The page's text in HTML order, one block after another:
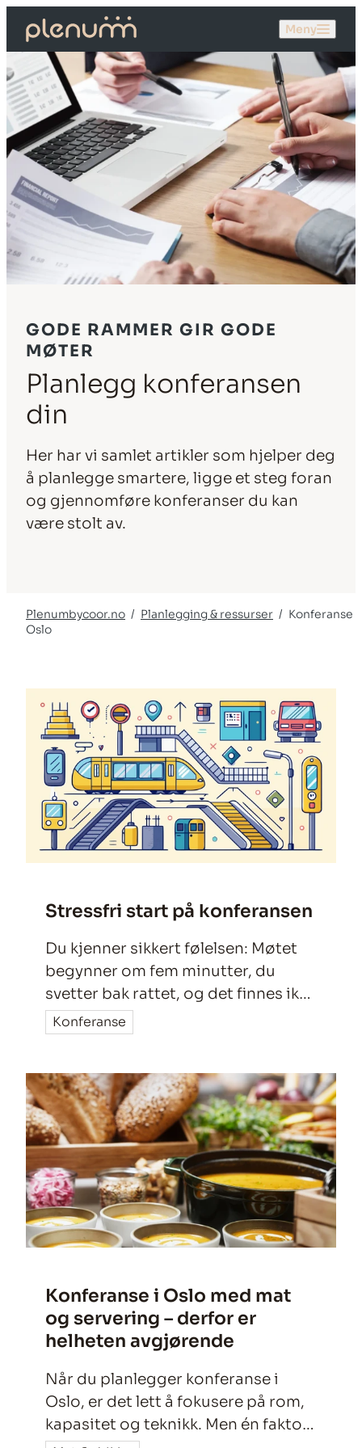
Meny
GODE RAMMER GIR GODE
MØTER
Planlegg konferansen
din
Her har vi samlet artikler som hjelper deg
å planlegge smartere, ligge et steg foran
og gjennomføre konferanser du kan
være stolt av.
Plenumbycoor.no Planlegging & ressurser
Konferanse
Oslo
53797
Stressfri start på konferansen
Du kjenner sikkert følelsen: Møtet
begynner om fem minutter, du
svetter bak rattet, og det finnes ikke
en eneste ledig parkeringsplass i
mils omkrets. Hos oss starter den
går inn døren.
Konferanse
Konferanse i Oslo med mat
og servering – derfor er
helheten avgjørende
Når du planlegger konferanse i
Oslo, er det lett å fokusere på rom,
kapasitet og teknikk. Men én faktor